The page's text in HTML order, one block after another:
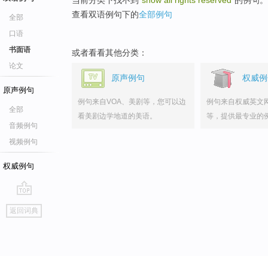
全部
口语
书面语
论文
原声例句
全部
音频例句
视频例句
权威例句
go
top
返回词典
查看双语例句下的全部例句
或者看看其他分类：
原声例句
例句来自VOA、美剧等，您可以边
看美剧边学地道的美语。
权威
例句来自权威英文
等，提供最专业的